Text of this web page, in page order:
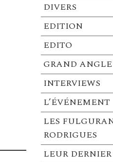
DIVERS
EDITION
EDITO
GRAND ANGLE
INTERVIEWS
L’ÉVÉNEMENT
LES
RODRIGUES
LEUR